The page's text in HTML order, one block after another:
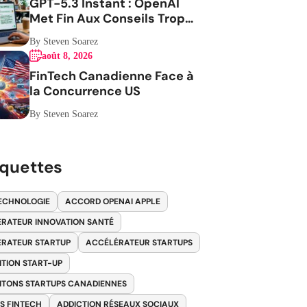
GPT-5.3 Instant : OpenAI
Met Fin Aux Conseils Trop
Envahissants
By Steven Soarez
août 8, 2026
FinTech Canadienne Face à
la Concurrence US
By Steven Soarez
ACCORD OPENAI APPLE
INNOVATION SANTÉ
STARTUP
ACCÉLÉRATEUR STARTUPS
START-UP
STARTUPS CANADIENNES
FINTECH
ADDICTION RÉSEAUX SOCIAUX